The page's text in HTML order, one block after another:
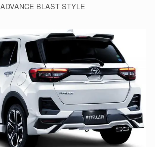
ADVANCE BLAST STYLE